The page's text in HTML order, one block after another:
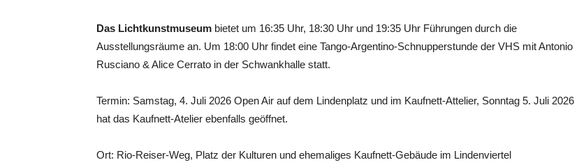
Das Lichtkunstmuseum bietet um 16:35 Uhr, 18:30 Uhr und 19:35 Uhr Führungen durch die
Ausstellungsräume an. Um 18:00 Uhr findet eine Tango-Argentino-Schnupperstunde der VHS mit Antonio
Rusciano & Alice Cerrato in der Schwankhalle statt.
Termin: Samstag, 4. Juli 2026 Open Air auf dem Lindenplatz und im Kaufnett-Attelier, Sonntag 5. Juli 2026
hat das Kaufnett-Atelier ebenfalls geöffnet.
Ort: Rio-Reiser-Weg, Platz der Kulturen und ehemaliges Kaufnett-Gebäude im Lindenviertel